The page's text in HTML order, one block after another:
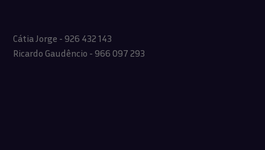
Cátia Jorge - 926 432 143
Ricardo Gaudêncio - 966 097 293